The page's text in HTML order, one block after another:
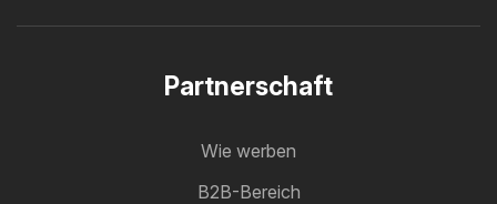
Partnerschaft
Wie werben
B2B-Bereich